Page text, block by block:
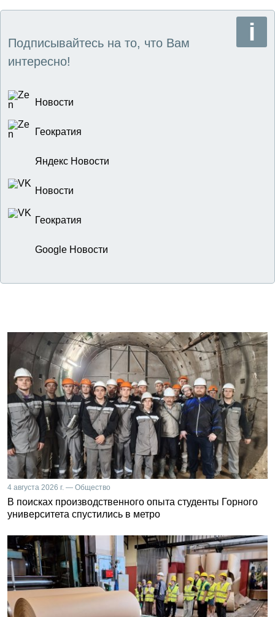
Подписывайтесь на то, что Вам
интересно!
Новости
Геократия
Яндекс Новости
Новости
Геократия
Google Новости
4 августа 2026 г. — Общество
В поисках производственного опыта студенты Горного
университета спустились в метро